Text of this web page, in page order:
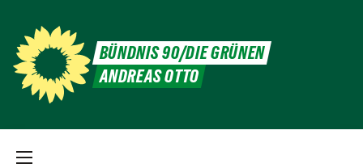
BÜNDNIS 90/DIE GRÜNEN
ANDREAS OTTO